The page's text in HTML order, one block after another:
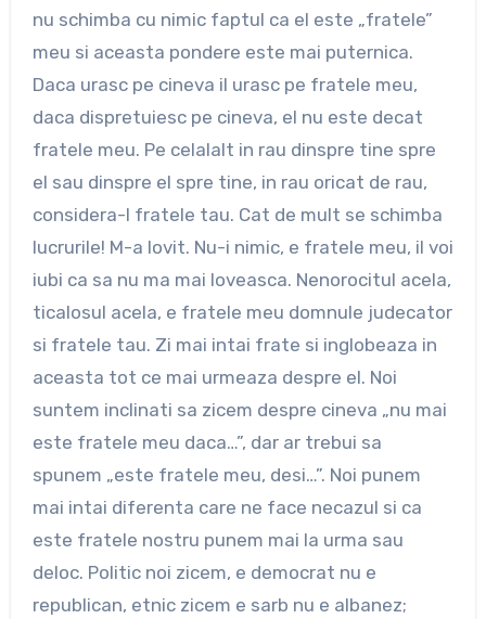
nu schimba cu nimic faptul ca el este „fratele”
meu si aceasta pondere este mai puternica.
Daca urasc pe cineva il urasc pe fratele meu,
daca dispretuiesc pe cineva, el nu este decat
fratele meu. Pe celalalt in rau dinspre tine spre
el sau dinspre el spre tine, in rau oricat de rau,
considera-l fratele tau. Cat de mult se schimba
lucrurile! M-a lovit. Nu-i nimic, e fratele meu, il voi
iubi ca sa nu ma mai loveasca. Nenorocitul acela,
ticalosul acela, e fratele meu domnule judecator
si fratele tau. Zi mai intai frate si inglobeaza in
aceasta tot ce mai urmeaza despre el. Noi
suntem inclinati sa zicem despre cineva „nu mai
este fratele meu daca…”, dar ar trebui sa
spunem „este fratele meu, desi…”. Noi punem
mai intai diferenta care ne face necazul si ca
este fratele nostru punem mai la urma sau
deloc. Politic noi zicem, e democrat nu e
republican, etnic zicem e sarb nu e albanez;